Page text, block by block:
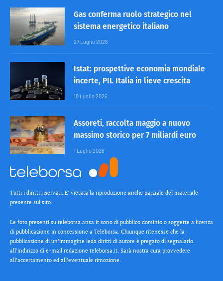
Gas conferma ruolo strategico nel
sistema energetico italiano
27 Luglio 2026
Istat: prospettive economia mondiale
incerte, PIL Italia in lieve crescita
10 Luglio 2026
Assoreti, raccolta maggio a nuovo
massimo storico per 7 miliardi euro
1 Luglio 2026
Tutti i diritti riservati. E’ vietata la riproduzione anche parziale del materiale
presente sul sito.
Le foto presenti su teleborsa.ansa.it sono di pubblico dominio o soggette a licenza
di pubblicazione in concessione a Teleborsa. Chiunque ritenesse che la
pubblicazione di un’immagine leda diritti di autore è pregato di segnalarlo
all’indirizzo di e-mail redazione teleborsa.it. Sarà nostra cura provvedere
all’accertamento ed all’eventuale rimozione.